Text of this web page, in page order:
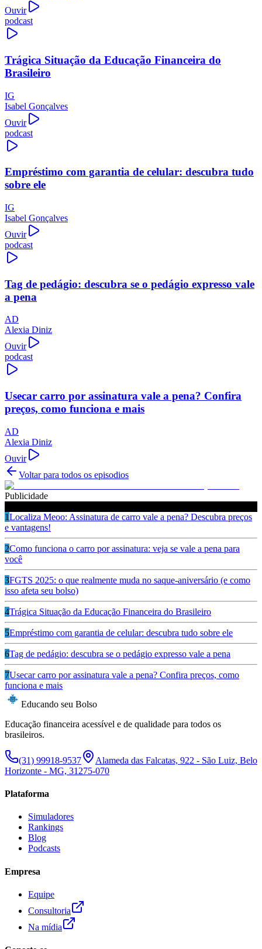
Ouvir
podcast
Trágica Situação da Educação Financeira do
Brasileiro
IG
Isabel Gonçalves
Ouvir
podcast
Empréstimo com garantia de celular: descubra tudo
sobre ele
IG
Isabel Gonçalves
Ouvir
podcast
Tag de pedágio: descubra se o pedágio expresso vale
a pena
AD
Alexia Diniz
Ouvir
podcast
Usecar carro por assinatura vale a pena? Confira
preços, como funciona e mais
AD
Alexia Diniz
Ouvir
Voltar para todos os episodios
Publicidade
1Localiza Meoo: Assinatura de carro vale a pena? Descubra preços
e vantagens!
2Como funciona o carro por assinatura: veja se vale a pena para
você
3FGTS 2025: o que realmente muda no saque-aniversário (e como
isso afeta seu bolso)
4Trágica Situação da Educação Financeira do Brasileiro
5Empréstimo com garantia de celular: descubra tudo sobre ele
6Tag de pedágio: descubra se o pedágio expresso vale a pena
7Usecar carro por assinatura vale a pena? Confira preços, como
funciona e mais
Educando seu Bolso
Educação financeira acessível e de qualidade para todos os
brasileiros.
(31) 99918-9537
Alameda das Falcatas, 922 - São Luiz, Belo
Horizonte - MG, 31275-070
Plataforma
Simuladores
Rankings
Blog
Podcasts
Empresa
Equipe
Consultoria
Na mídia